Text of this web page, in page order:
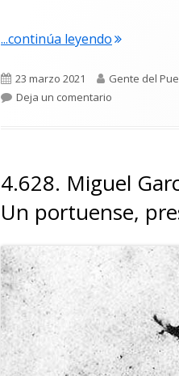
...continúa leyendo"4.661.
Publicado
el
23 marzo 2021 Autor
Gente del
Deja un comentario
4.628. Miguel
Un portuense,